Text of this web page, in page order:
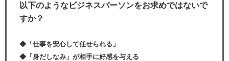
以下のようなビジネスパーソンをお求めではないで
すか？
◆「仕事を安心して任せられる」
◆「身だしなみ」が相手に好感を与える